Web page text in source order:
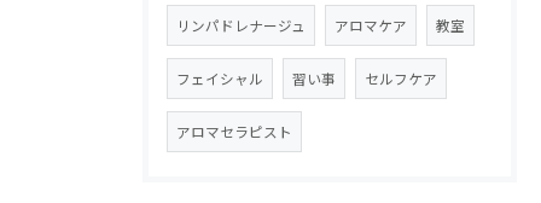
リンパドレナージュ アロマケア 教室
フェイシャル 習い事 セルフケア
アロマセラピスト